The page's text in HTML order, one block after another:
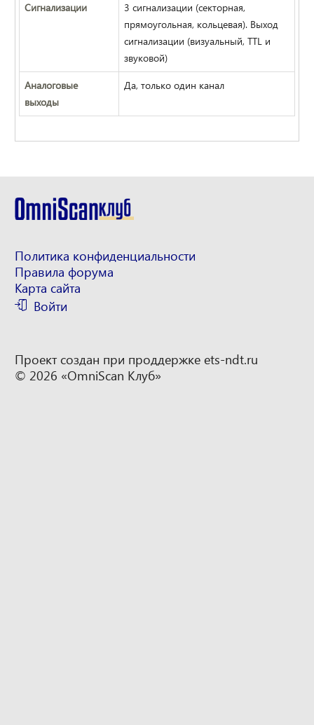
Сигнализации
3 сигнализации (секторная,
прямоугольная, кольцевая). Выход
сигнализации (визуальный, TTL и
звуковой)
Аналоговые
выходы
Да, только один канал
Проект создан при проддержке ets-ndt.ru
© 2026 «OmniScan Клуб»
Политика конфиденциальности
Правила форума
Карта сайта
Войти